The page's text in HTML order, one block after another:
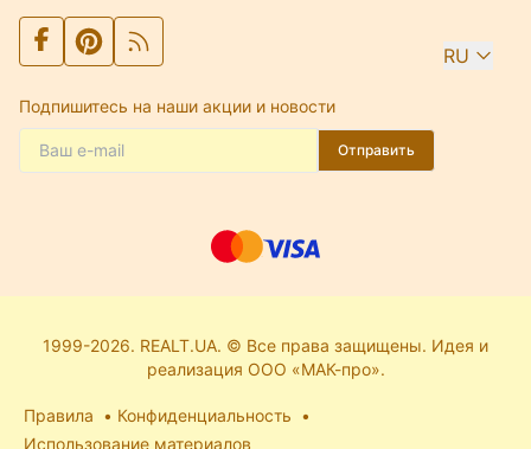
RU
Подпишитесь на наши акции и новости
Отправить
1999-2026. REALT.UA. © Все права защищены. Идея и
реализация ООО «МАК-про».
Правила
Конфиденциальность
Использование материалов